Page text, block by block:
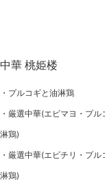
中華 桃姫楼
プルコギと油淋鶏
厳選中華(エビマヨ・プル
淋鶏)
厳選中華(エビチリ・プル
淋鶏)